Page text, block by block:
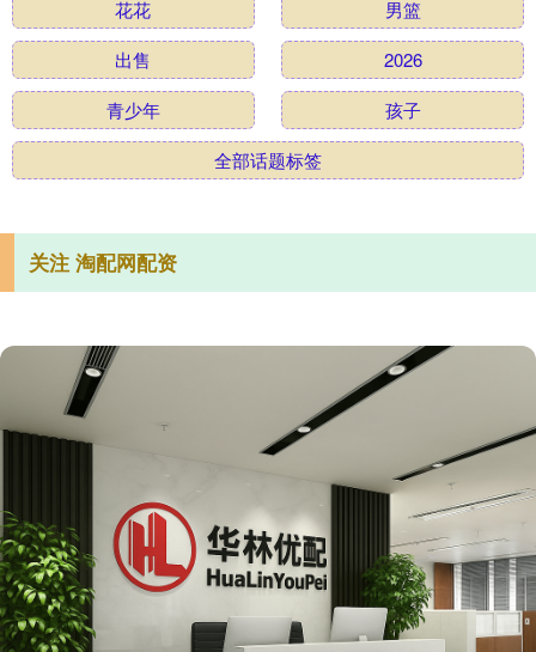
花花
男篮
出售
2026
青少年
孩子
全部话题标签
关注 淘配网配资